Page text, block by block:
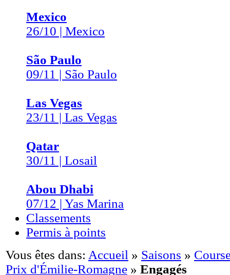
Mexico
26/10 | Mexico
São Paulo
09/11 | São Paulo
Las Vegas
23/11 | Las Vegas
Qatar
30/11 | Losail
Abou Dhabi
07/12 | Yas Marina
Classements
Permis à points
Vous êtes dans: Accueil » Saisons »
Prix d'Émilie-Romagne » Engagés